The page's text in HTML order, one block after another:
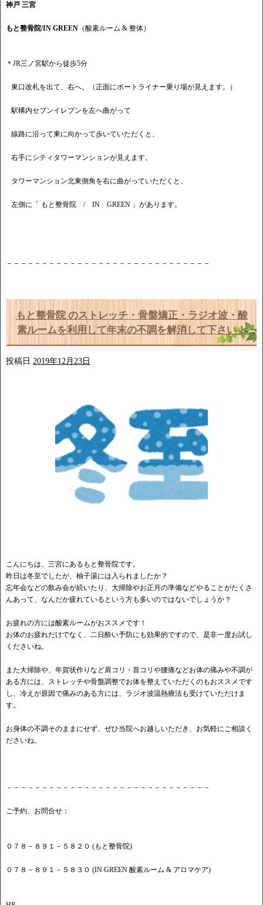
神戸 三宮
もと整骨院/IN GREEN （酸素ルーム & 整体）
＊JR三ノ宮駅から徒歩5分
東口改札を出て、右へ。（正面にポートライナー乗り場が見えます。）
駅構内セブンイレブンを左へ曲がって
線路に沿って東に向かって歩いていただくと、
右手にシティタワーマンションが見えます。
タワーマンション北東側角を右に曲がっていただくと、
左側に「 もと整骨院 / IN GREEN 」があります。
－－－－－－－－－－－－－－－－－－－－－－－－－－－－－
もと整骨院 のストレッチ・骨盤矯正・ラジオ波・酸
素ルームを利用して年末の不調を解消して下さい！
投稿日 2019年12月23日
こんにちは、三宮にあるもと整骨院です。
昨日は冬至でしたが、柚子湯には入られましたか？
忘年会などの飲み会が続いたり、大掃除やお正月の準備などやることがたくさ
んあって、なんだか疲れているという方も多いのではないでしょうか？
お疲れの方には酸素ルームがおススメです！
お体のお疲れだけでなく、二日酔い予防にも効果的ですので、是非一度お試し
くださいね。
また大掃除や、年賀状作りなど肩コリ・首コリや腰痛などお体の痛みや不調が
ある方には、ストレッチや骨盤調整でお体を整えていただくのもおススメです
し、冷えが原因で痛みのある方には、ラジオ波温熱療法も受けていただけま
す。
お身体の不調そのままにせず、ぜひ当院へお越しいただき、お気軽にご相談く
ださいね。
－－－－－－－－－－－－－－－－－－－－－－－－－－－－－
ご予約、お問合せ：
０７８－８９１－５８２０ (もと整骨院)
０７８－８９１－５８３０ (IN GREEN 酸素ルーム & アロマケア)